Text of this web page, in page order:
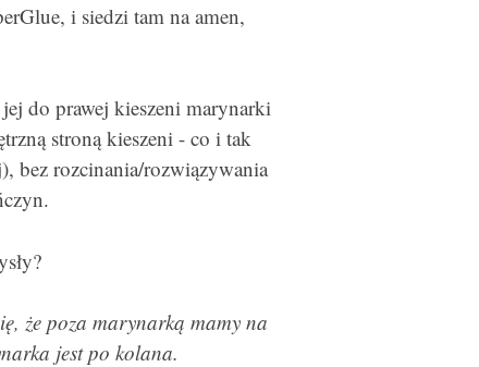
i siedzi tam na amen,
do prawej kieszeni marynarki
stroną kieszeni - co i tak
bez rozcinania/rozwiązywania
że poza marynarką mamy na
jest po kolana.